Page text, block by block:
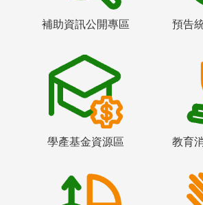
補助資訊公開專區
預告
學產基金資源區 教育